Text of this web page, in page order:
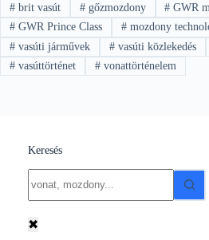
#brit vasút #gőzmozdony # GWR
#GWR Prince Class #mozdony
#vasúti járművek #vasúti közlekedés
#vasúttörténet #vonattörténelem
Keresés
results
✖